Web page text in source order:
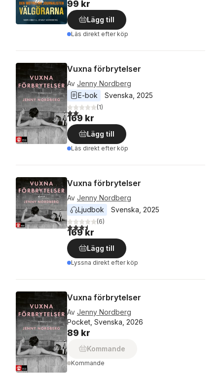
99 kr
Lägg till
Läs direkt efter köp
Vuxna förbrytelser
Av Jenny Nordberg
E-bok
Svenska 2025
2,0utav 5 stjärnor. Totalt antal röster:
(1)
169 kr
Lägg till
Läs direkt efter köp
Vuxna förbrytelser
Av Jenny Nordberg
Ljudbok
Svenska 2025
3,5utav 5 stjärnor. Totalt antal röster:
(6)
169 kr
Lägg till
Lyssna direkt efter köp
Vuxna förbrytelser
Av Jenny Nordberg
Pocket, Svenska, 2026
89 kr
Kommande
Kommande